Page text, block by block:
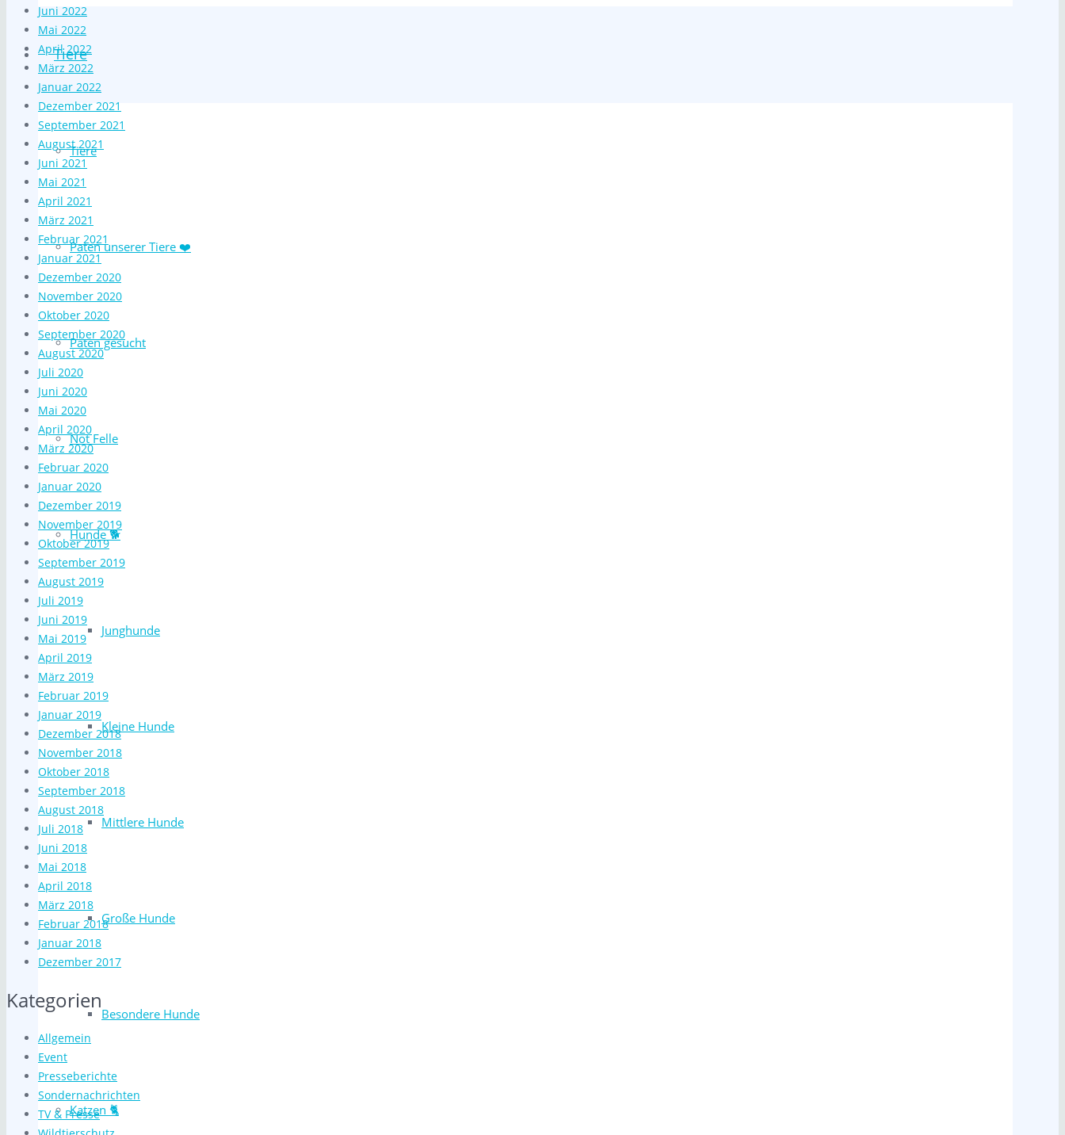
Tiere
Tiere
Paten unserer Tiere ❤️
Paten gesucht
Not Felle
Hunde 🐕
Junghunde
Kleine Hunde
Mittlere Hunde
Große Hunde
Besondere Hunde
Katzen 🐈
Juni 2022
Mai 2022
April 2022
März 2022
Januar 2022
Dezember 2021
September 2021
August 2021
Juni 2021
Mai 2021
April 2021
März 2021
Februar 2021
Januar 2021
Dezember 2020
November 2020
Oktober 2020
September 2020
August 2020
Juli 2020
Juni 2020
Mai 2020
April 2020
März 2020
Februar 2020
Januar 2020
Dezember 2019
November 2019
Oktober 2019
September 2019
August 2019
Juli 2019
Juni 2019
Mai 2019
April 2019
März 2019
Februar 2019
Januar 2019
Dezember 2018
November 2018
Oktober 2018
September 2018
August 2018
Juli 2018
Juni 2018
Mai 2018
April 2018
März 2018
Februar 2018
Januar 2018
Dezember 2017
Kategorien
Allgemein
Event
Presseberichte
Sondernachrichten
TV & Presse